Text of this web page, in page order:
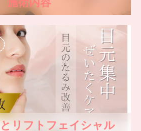
リフトフェイシャル